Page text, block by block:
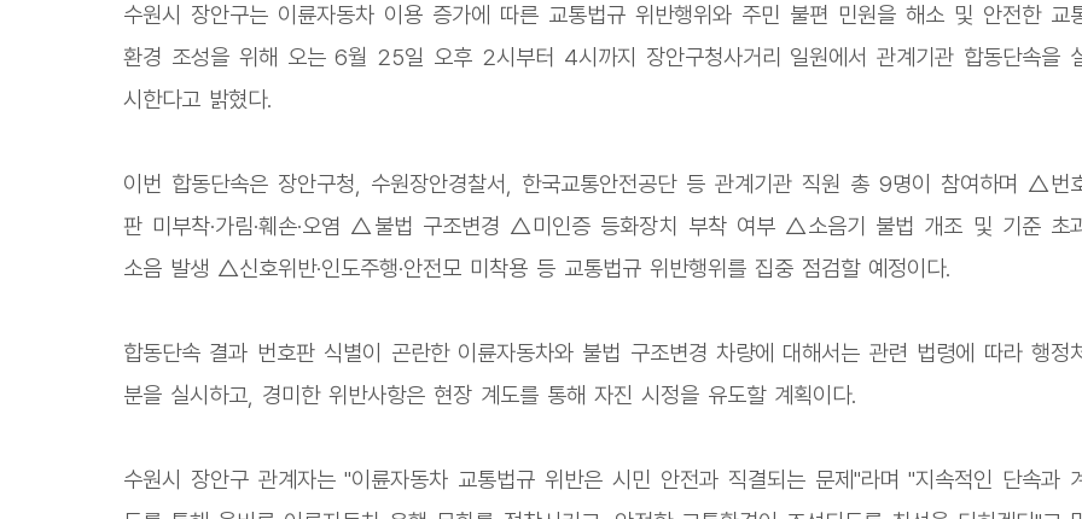
수원시 장안구는 이륜자동차 이용 증가에 따른 교통법규 위반행위와 주민 불편 민원을 해소 및 안전한 교
환경 조성을 위해 오는 6월 25일 오후 2시부터 4시까지 장안구청사거리 일원에서 관계기관 합동단속을
시한다고 밝혔다.
이번 합동단속은 장안구청, 수원장안경찰서, 한국교통안전공단 등 관계기관 직원 총 9명이 참여하며 △번
판 미부착·가림·훼손·오염 △불법 구조변경 △미인증 등화장치 부착 여부 △소음기 불법 개조 및 기준 초
소음 발생 △신호위반·인도주행·안전모 미착용 등 교통법규 위반행위를 집중 점검할 예정이다.
합동단속 결과 번호판 식별이 곤란한 이륜자동차와 불법 구조변경 차량에 대해서는 관련 법령에 따라 행정
분을 실시하고, 경미한 위반사항은 현장 계도를 통해 자진 시정을 유도할 계획이다.
수원시 장안구 관계자는 "이륜자동차 교통법규 위반은 시민 안전과 직결되는 문제"라며 "지속적인 단속과